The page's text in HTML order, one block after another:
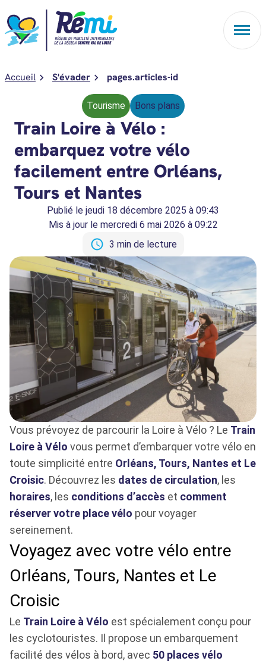
Aller au contenu
Accueil S'évader pages.articles-id
Tourisme Bons plans
Train Loire à Vélo :
embarquez votre vélo
facilement entre Orléans,
Tours et Nantes
Publié le jeudi 18 décembre 2025 à 09:43
Mis à jour le mercredi 6 mai 2026 à 09:22
3 min de lecture
Vous prévoyez de parcourir la Loire à Vélo ? Le Train
Loire à Vélo vous permet d’embarquer votre vélo en
toute simplicité entre Orléans, Tours, Nantes et Le
Croisic. Découvrez les dates de circulation, les
horaires, les conditions d’accès et comment
réserver votre place vélo pour voyager
sereinement.
Voyagez avec votre vélo entre
Orléans, Tours, Nantes et Le
Croisic
Le Train Loire à Vélo est spécialement conçu pour
les cyclotouristes. Il propose un embarquement
facilité des vélos à bord, avec 50 places vélo